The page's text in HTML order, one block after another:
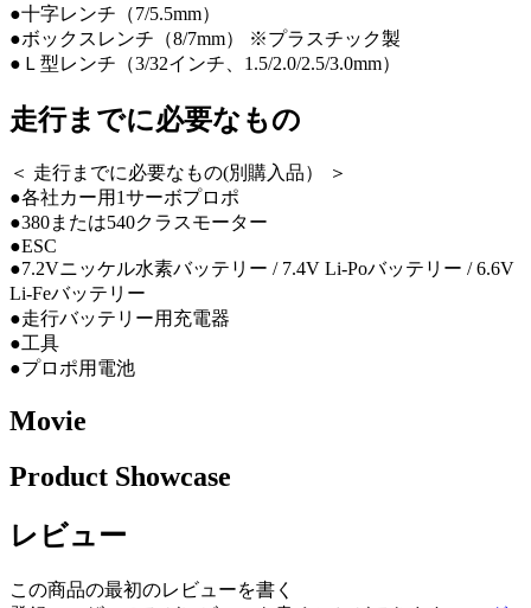
●十字レンチ（7/5.5mm）
●ボックスレンチ（8/7mm） ※プラスチック製
●Ｌ型レンチ（3/32インチ、1.5/2.0/2.5/3.0mm）
走行までに必要なもの
＜ 走行までに必要なもの(別購入品） ＞
●各社カー用1サーボプロポ
●380または540クラスモーター
●ESC
●7.2Vニッケル水素バッテリー / 7.4V Li-Poバッテリー / 6.6V
Li-Feバッテリー
●走行バッテリー用充電器
●工具
●プロポ用電池
Movie
Product Showcase
レビュー
この商品の最初のレビューを書く